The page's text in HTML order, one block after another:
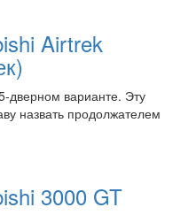
Airtrek
дверном варианте. Эту
назвать продолжателем
3000 GT